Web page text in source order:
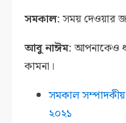
সমকাল: সময় দেওয়ার
আবু নাঈম: আপনাকেও
কামনা।
সমকাল সম্পাদকীয়
২০২১